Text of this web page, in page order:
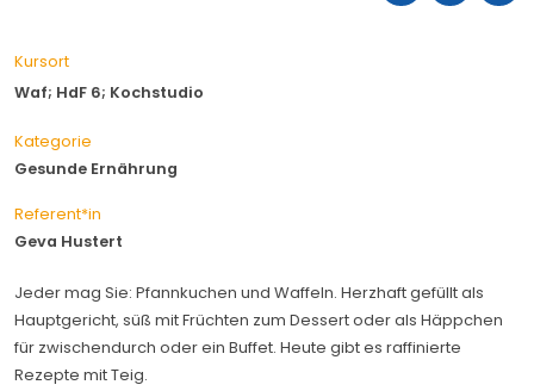
Referent*in
Geva Hustert
Kategorie
Gesunde Ernährung
Kursort
Waf; HdF 6; Kochstudio
Jeder mag Sie: Pfannkuchen und Waffeln. Herzhaft gefüllt als
Hauptgericht, süß mit Früchten zum Dessert oder als Häppchen
für zwischendurch oder ein Buffet. Heute gibt es raffinierte
Rezepte mit Teig.